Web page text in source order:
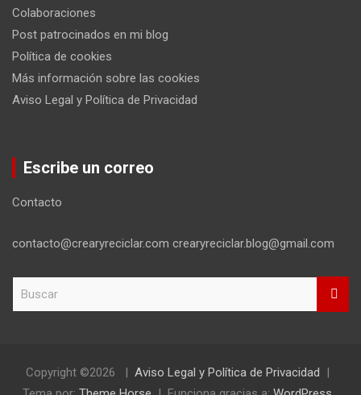
Colaboraciones
Post patrocinados en mi blog
Política de cookies
Más información sobre las cookies
Aviso Legal y Política de Privacidad
Escribe un correo
Contacto
contacto@crearyreciclar.com crearyreciclar.blog@gmail.com
Copyright ©2026
Aviso Legal y Política de Privacidad